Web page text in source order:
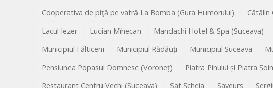
Cooperativa de piţă pe vatră La Bomba (Gura Humorului)
Cătălin
Lacul Iezer
Lucian Mînecan Mandachi Hotel & Spa (Suceava)
Municipiul Fălticeni
Municipiul Rădăuți Municipiul Suceava
Pensiunea Popasul Domnesc (Voroneț)
Piatra Pinului și Piatra
Restaurant Centru Vechi (Suceava)
Sat Șcheia Saveurs